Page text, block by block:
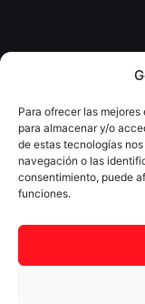
Para ofrecer las
para almacenar y/o
de estas tecnologías
navegación o las
consentimiento, puede
funciones.
Copyright © 2025
Aviso Legal